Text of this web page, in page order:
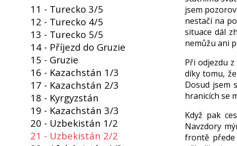
jsem
nestačí na
situace dál
nemůžu ani
Při odjezdu
díky tomu,
Dosud jsem
hranicích se
Když pak
Navzdory
frontě přede
11 - Turecko 3/5
12 - Turecko 4/5
13 - Turecko 5/5
14 - Příjezd do Gruzie
15 - Gruzie
16 - Kazachstán 1/3
17 - Kazachstán 2/3
18 - Kyrgyzstán
19 - Kazachstán 3/3
20 - Uzbekistán 1/2
21 - Uzbekistán 2/2